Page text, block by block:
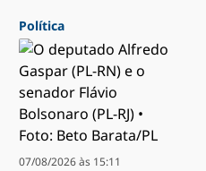
Política
07/08/2026 às 15:11